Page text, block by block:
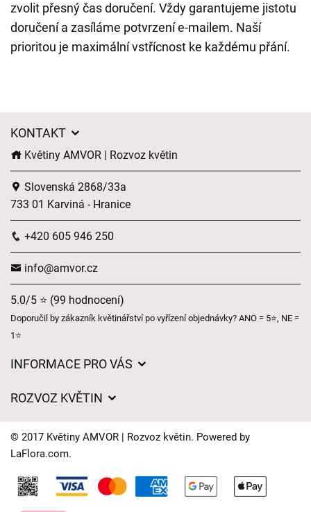
zvolit přesný čas doručení. Vždy garantujeme jistotu
doručení a zasíláme potvrzení e-mailem. Naší
prioritou je maximální vstřícnost ke každému přání.
KONTAKT
Květiny AMVOR | Rozvoz květin
Slovenská 2868/33a
733 01 Karviná - Hranice
+420 605 946 250
info@amvor.cz
5.0/5 ⭐ (99 hodnocení)
Doporučil by zákazník květinářství po vyřízení objednávky? ANO = 5⭐, NE =
1⭐
INFORMACE PRO VÁS
Často kladené dotazy
Časy doručení květin – přehled možností
ROZVOZ KVĚTIN
Kam doručujeme květiny
Kontakt
© 2017 Květiny AMVOR | Rozvoz květin. Powered by
LaFlora.com.